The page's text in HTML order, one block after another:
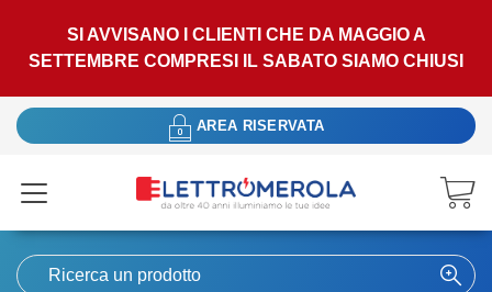
SI AVVISANO I CLIENTI CHE DA MAGGIO A
SETTEMBRE COMPRESI IL SABATO SIAMO CHIUSI
AREA RISERVATA